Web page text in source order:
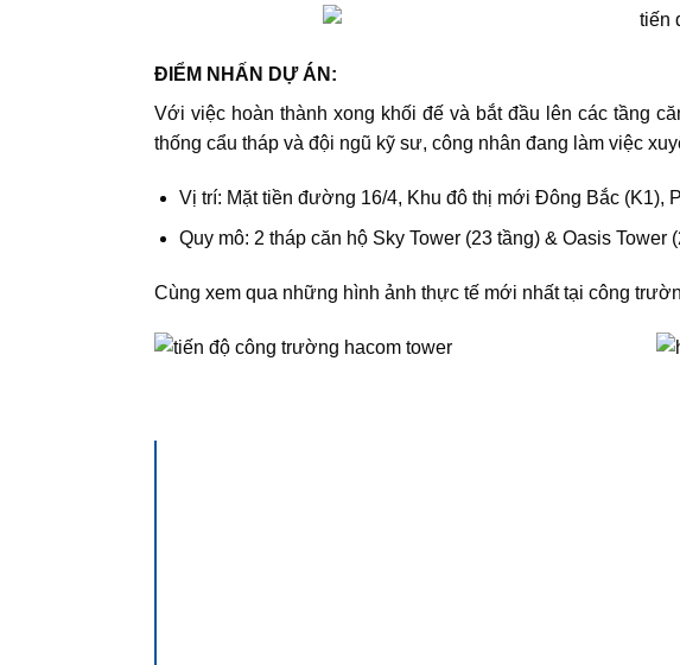
ĐIỂM NHẤN DỰ ÁN:
Với việc hoàn thành xong khối đế và bắt đầu lên các tầng
thống cẩu tháp và đội ngũ kỹ sư, công nhân đang làm việc
Vị trí: Mặt tiền đường 16/4, Khu đô thị mới Đông Bắc (K1),
Quy mô: 2 tháp căn hộ Sky Tower (23 tầng) & Oasis
Cùng xem qua những hình ảnh thực tế mới nhất tại công